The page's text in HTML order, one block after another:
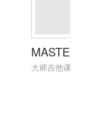
MASTER
大师吉他课